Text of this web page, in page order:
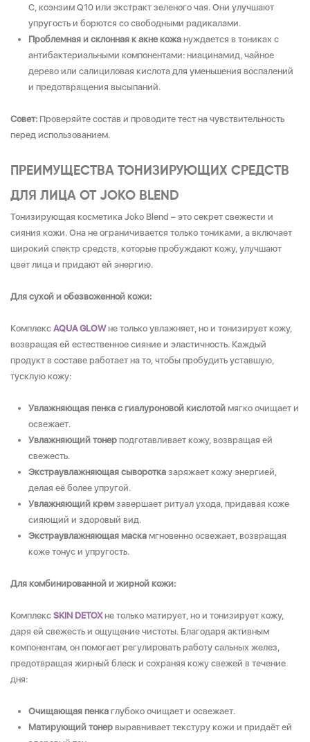
C, коэнзим Q10 или экстракт зеленого чая. Они улучшают
упругость и борются со свободными радикалами.
Проблемная и склонная к акне кожа нуждается в тониках с
антибактериальными компонентами: ниацинамид, чайное
дерево или салициловая кислота для уменьшения воспалений
и предотвращения высыпаний.
Совет: Проверяйте состав и проводите тест на чувствительность
перед использованием.
ПРЕИМУЩЕСТВА ТОНИЗИРУЮЩИХ СРЕДСТВ
ДЛЯ ЛИЦА ОТ JOKO BLEND
Тонизирующая косметика Joko Blend – это секрет свежести и
сияния кожи. Она не ограничивается только тониками, а включает
широкий спектр средств, которые пробуждают кожу, улучшают
цвет лица и придают ей энергию.
Для сухой и обезвоженной кожи:
Комплекс AQUA GLOWне только увлажняет, но и тонизирует кожу,
возвращая ей естественное сияние и эластичность. Каждый
продукт в составе работает на то, чтобы пробудить уставшую,
тусклую кожу:
Увлажняющая пенка с гиалуроновой кислотой мягко очищает и
освежает.
Увлажняющий тонер подготавливает кожу, возвращая ей
свежесть.
Экстраувлажняющая сыворотка заряжает кожу энергией,
делая её более упругой.
Увлажняющий кремзавершает ритуал ухода, придавая коже
сияющий и здоровый вид.
Экстраувлажняющая маска мгновенно освежает, возвращая
коже тонус и упругость.
Для комбинированной и жирной кожи:
Комплекс SKIN DETOXне только матирует, но и тонизирует кожу,
даря ей свежесть и ощущение чистоты. Благодаря активным
компонентам, он помогает регулировать работу сальных желез,
предотвращая жирный блеск и сохраняя кожу свежей в течение
дня:
Очищающая пенка глубоко очищает и освежает.
Матирующий тонер выравнивает текстуру кожи и придаёт ей